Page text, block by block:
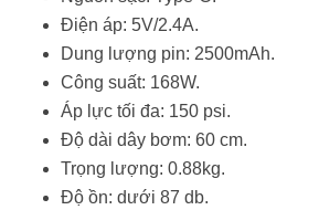
Điện áp: 5V/2.4A.
Dung lượng pin: 2500mAh.
Công suất: 168W.
Áp lực tối đa: 150 psi.
Độ dài dây bơm: 60 cm.
Trọng lượng: 0.88kg.
Độ ồn: dưới 87 db.